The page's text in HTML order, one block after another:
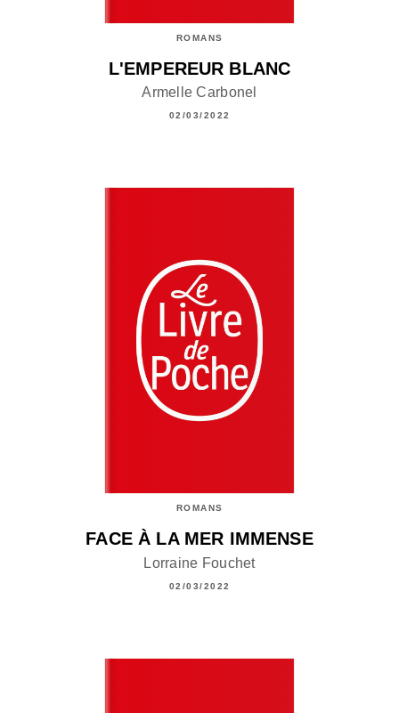
ROMANS
L'EMPEREUR BLANC
Armelle Carbonel
02/03/2022
ROMANS
FACE À LA MER IMMENSE
Lorraine Fouchet
02/03/2022